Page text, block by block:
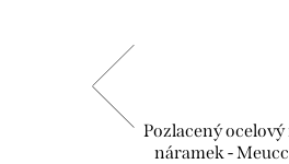
Pozlacený
náramek -